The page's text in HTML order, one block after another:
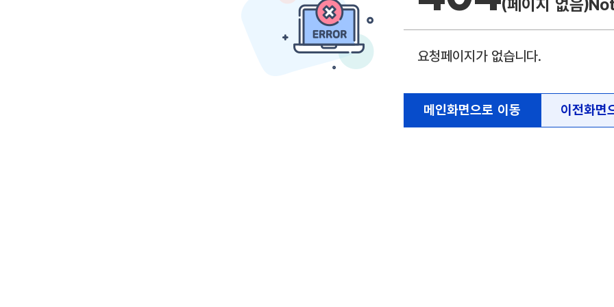
(페이지 없음)
요청페이지가 없습니다.
메인화면으로 이동 이전화면